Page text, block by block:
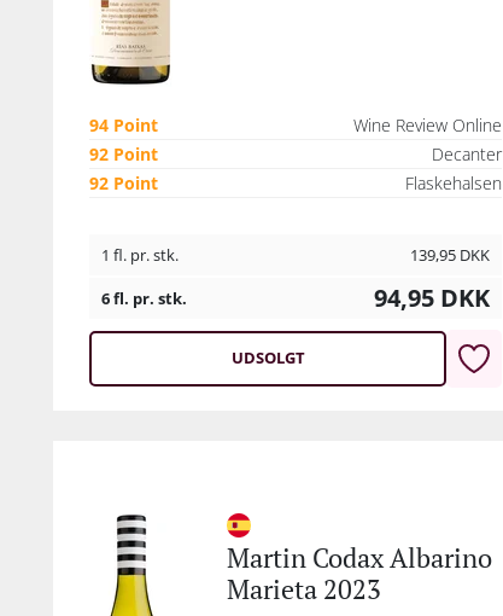
94 Point
Wine Review Online
92 Point
Decanter
92 Point
Flaskehalsen
1 fl. pr. stk. 139,95 DKK
6 fl. pr. stk.
94,95 DKK
UDSOLGT
Martin Codax Albarino
Marieta 2023